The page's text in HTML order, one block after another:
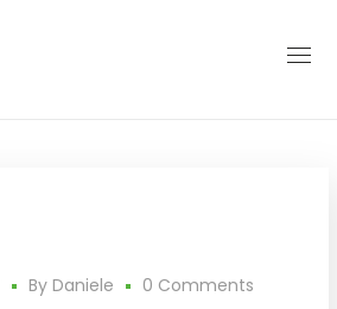
ByDaniele 0 Comments